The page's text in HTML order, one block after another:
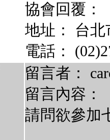
協會回覆：
地址： 台北
電話：
留言者：
留言內容：
請問欲參加